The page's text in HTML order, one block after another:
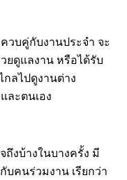
วบคู่กับงานประจำ จะ
ยดูแลงาน หรือได้รับ
ลไปดูงานต่าง
ละตนเอง
งบ้างในบางครั้ง มี
บคนร่วมงาน เรียกว่า